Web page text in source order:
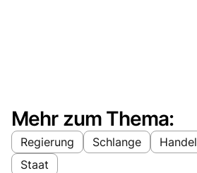
Mehr zum Thema:
Regierung Schlange Handel
Staat